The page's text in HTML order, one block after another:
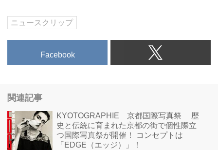
ニュースクリップ
Facebook
関連記事
KYOTOGRAPHIE 京都国際写真祭 歴
史と伝統に育まれた京都の街で個性際立
つ国際写真祭が開催！ コンセプトは
「EDGE（エッジ）」！